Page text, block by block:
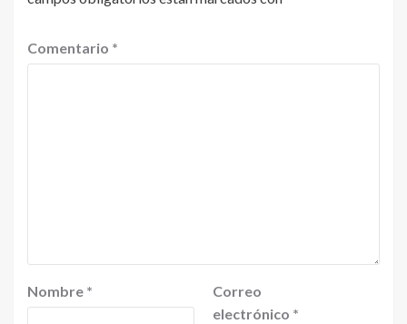
Comentario *
Nombre *
Correo
electrónico *